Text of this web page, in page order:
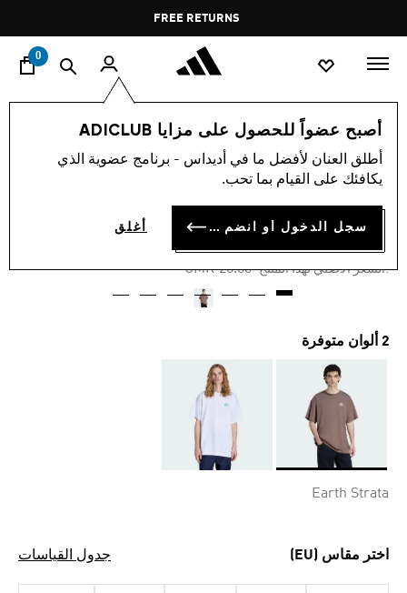
Pause
promotion
rotation
FREE DELIVERY OVER 60 OMR
0
أصبح عضواً للحصول على مزايا ADICLUB
أطلق العنان لأفضل ما في أديداس - برنامج عضوية الذي
يكافئك على القيام بما تحب.
سجل الدخول أو انضم الآن أغلق
الرجال ملابس
-40%
تيشيرت OUTLINE PALM
OMR 12.00
:السعر الأصلي لهذا المنتج Price reduced from
OMR 20.00
to
2 ألوان متوفرة
Earth Strata
اختر مقاس (EU) جدول القياسات